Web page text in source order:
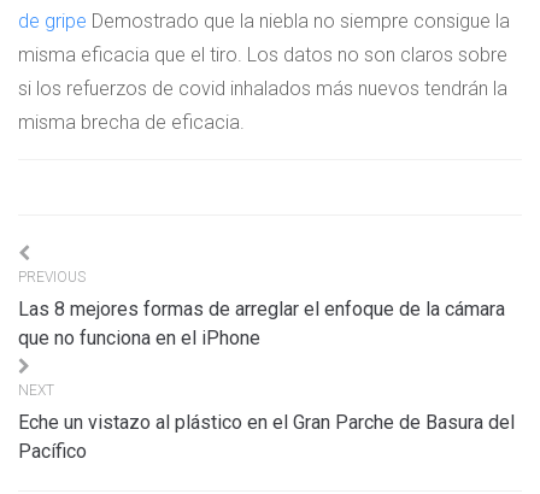
de gripe Demostrado que la niebla no siempre consigue la
misma eficacia que el tiro. Los datos no son claros sobre
si los refuerzos de covid inhalados más nuevos tendrán la
misma brecha de eficacia.
Navigation
de
l’article
PREVIOUS
Las 8 mejores formas de arreglar el enfoque de la cámara
que no funciona en el iPhone
NEXT
Eche un vistazo al plástico en el Gran Parche de Basura del
Pacífico